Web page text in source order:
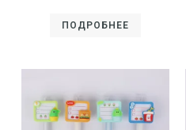
ПОДРОБНЕЕ